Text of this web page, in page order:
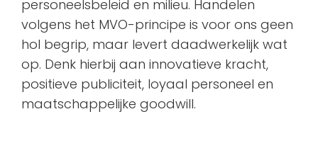
personeelsbeleid en milieu. Handelen
volgens het MVO-principe is voor ons geen
hol begrip, maar levert daadwerkelijk wat
op. Denk hierbij aan innovatieve kracht,
positieve publiciteit, loyaal personeel en
maatschappelijke goodwill.